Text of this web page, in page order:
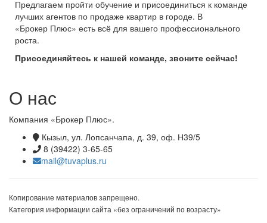
Предлагаем пройти обучение и присоединиться к команде
лучших агентов по продаже квартир в городе. В
«Брокер Плюс» есть всё для вашего профессионального
роста.
Присоединяйтесь к нашей команде, звоните сейчас!
О нас
Компания «Брокер Плюс».
Кызыл, ул. Лопсанчапа, д. 39, оф. Н39/5
8 (39422) 3-65-65
mail@tuvaplus.ru
Копирование материалов запрещено.
Категория информации сайта «без ограничений по возрасту»